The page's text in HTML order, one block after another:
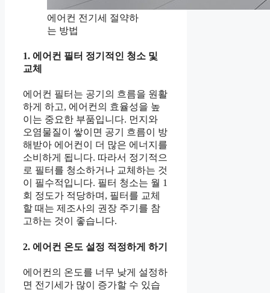
에어컨 전기세 절약하
는 방법
1. 에어컨 필터 정기적인 청소 및
교체
에어컨 필터는 공기의 흐름을 원활
하게 하고, 에어컨의 효율성을 높
이는 중요한 부품입니다. 먼지와
오염물질이 쌓이면 공기 흐름이 방
해받아 에어컨이 더 많은 에너지를
소비하게 됩니다. 따라서 정기적으
로 필터를 청소하거나 교체하는 것
이 필수적입니다. 필터 청소는 월 1
회 정도가 적당하며, 필터를 교체
할 때는 제조사의 권장 주기를 참
고하는 것이 좋습니다.
2. 에어컨 온도 설정 적정하게 하기
에어컨의 온도를 너무 낮게 설정하
면 전기세가 많이 증가할 수 있습